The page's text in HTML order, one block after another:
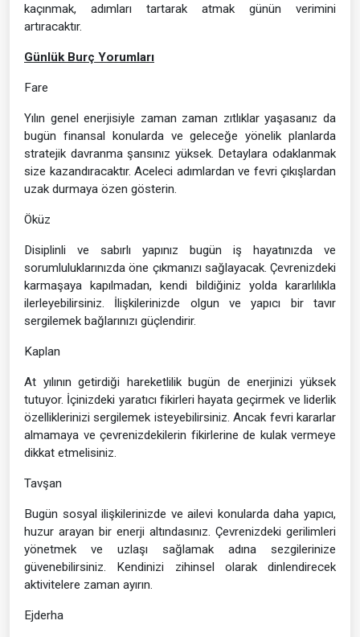
kaçınmak, adımları tartarak atmak günün verimini
artıracaktır.
Günlük Burç Yorumları
Fare
Yılın genel enerjisiyle zaman zaman zıtlıklar yaşasanız da
bugün finansal konularda ve geleceğe yönelik planlarda
stratejik davranma şansınız yüksek. Detaylara odaklanmak
size kazandıracaktır. Aceleci adımlardan ve fevri çıkışlardan
uzak durmaya özen gösterin.
Öküz
Disiplinli ve sabırlı yapınız bugün iş hayatınızda ve
sorumluluklarınızda öne çıkmanızı sağlayacak. Çevrenizdeki
karmaşaya kapılmadan, kendi bildiğiniz yolda kararlılıkla
ilerleyebilirsiniz. İlişkilerinizde olgun ve yapıcı bir tavır
sergilemek bağlarınızı güçlendirir.
Kaplan
At yılının getirdiği hareketlilik bugün de enerjinizi yüksek
tutuyor. İçinizdeki yaratıcı fikirleri hayata geçirmek ve liderlik
özelliklerinizi sergilemek isteyebilirsiniz. Ancak fevri kararlar
almamaya ve çevrenizdekilerin fikirlerine de kulak vermeye
dikkat etmelisiniz.
Tavşan
Bugün sosyal ilişkilerinizde ve ailevi konularda daha yapıcı,
huzur arayan bir enerji altındasınız. Çevrenizdeki gerilimleri
yönetmek ve uzlaşı sağlamak adına sezgilerinize
güvenebilirsiniz. Kendinizi zihinsel olarak dinlendirecek
aktivitelere zaman ayırın.
Ejderha